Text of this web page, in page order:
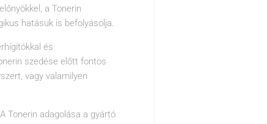
a Tonerin
hatásuk is befolyásolja.
és
szedése előtt fontos
vagy valamilyen
Tonerin adagolása a gyártó